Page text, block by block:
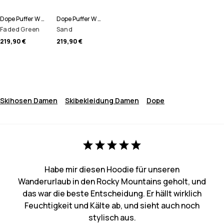
Dope Puffer W Skijacke Damen
Faded Green
219,90 €
Dope Puffer W Skijacke Damen
Sand
219,90 €
Skihosen Damen Skibekleidung Damen Dope
Habe mir diesen Hoodie für unseren
Wanderurlaub in den Rocky Mountains geholt, und
das war die beste Entscheidung. Er hällt wirklich
Feuchtigkeit und Kälte ab, und sieht auch noch
stylisch aus.